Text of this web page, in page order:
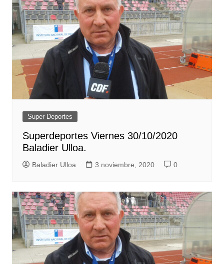
Super Deportes
Superdeportes Viernes 30/10/2020
Baladier Ulloa.
Baladier Ulloa 3 noviembre, 2020 0